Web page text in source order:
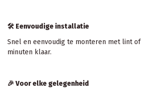
🛠️ Eenvoudige installatie
Snel en eenvoudig te monteren met lint
minuten klaar.
🎉Voor elke gelegenheid